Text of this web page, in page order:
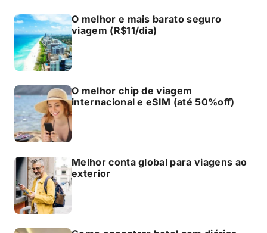
O melhor e mais barato seguro
viagem (R$11/dia)
O melhor chip de viagem
internacional e eSIM (até 50%off)
Melhor conta global para viagens ao
exterior